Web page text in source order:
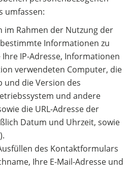
umfassen:
im Rahmen der Nutzung der
Informationen zu
IP-Adresse, Informationen
verwendeten Computer, die
und die Version des
und andere
die URL-Adresse der
Datum und Uhrzeit, sowie
des Kontaktformulars
Ihre E-Mail-Adresse und